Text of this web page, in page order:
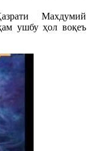
Махдумий
ушбу ҳол воқеъ